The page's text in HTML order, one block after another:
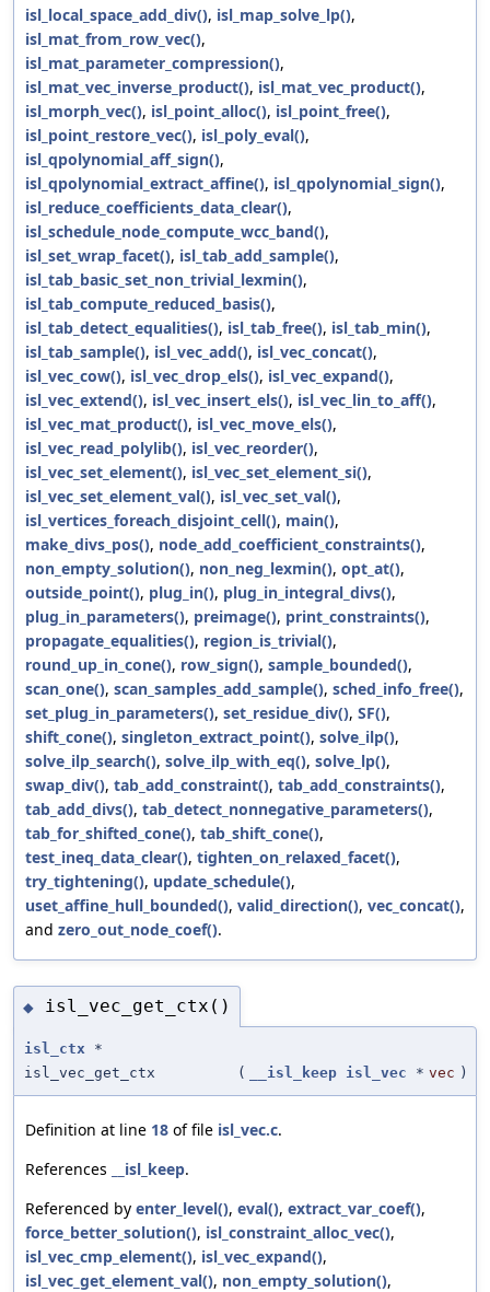
isl_local_space_add_div(), isl_map_solve_lp(),
isl_mat_from_row_vec(),
isl_mat_parameter_compression(),
isl_mat_vec_inverse_product(), isl_mat_vec_product(),
isl_morph_vec(), isl_point_alloc(), isl_point_free(),
isl_point_restore_vec(), isl_poly_eval(),
isl_qpolynomial_aff_sign(),
isl_qpolynomial_extract_affine(), isl_qpolynomial_sign(),
isl_reduce_coefficients_data_clear(),
isl_schedule_node_compute_wcc_band(),
isl_set_wrap_facet(), isl_tab_add_sample(),
isl_tab_basic_set_non_trivial_lexmin(),
isl_tab_compute_reduced_basis(),
isl_tab_detect_equalities(), isl_tab_free(), isl_tab_min(),
isl_tab_sample(), isl_vec_add(), isl_vec_concat(),
isl_vec_cow(), isl_vec_drop_els(), isl_vec_expand(),
isl_vec_extend(), isl_vec_insert_els(), isl_vec_lin_to_aff(),
isl_vec_mat_product(), isl_vec_move_els(),
isl_vec_read_polylib(), isl_vec_reorder(),
isl_vec_set_element(), isl_vec_set_element_si(),
isl_vec_set_element_val(), isl_vec_set_val(),
isl_vertices_foreach_disjoint_cell(), main(),
make_divs_pos(), node_add_coefficient_constraints(),
non_empty_solution(), non_neg_lexmin(), opt_at(),
outside_point(), plug_in(), plug_in_integral_divs(),
plug_in_parameters(), preimage(), print_constraints(),
propagate_equalities(), region_is_trivial(),
round_up_in_cone(), row_sign(), sample_bounded(),
scan_one(), scan_samples_add_sample(), sched_info_free(),
set_plug_in_parameters(), set_residue_div(), SF(),
shift_cone(), singleton_extract_point(), solve_ilp(),
solve_ilp_search(), solve_ilp_with_eq(), solve_lp(),
swap_div(), tab_add_constraint(), tab_add_constraints(),
tab_add_divs(), tab_detect_nonnegative_parameters(),
tab_for_shifted_cone(), tab_shift_cone(),
test_ineq_data_clear(), tighten_on_relaxed_facet(),
try_tightening(), update_schedule(),
uset_affine_hull_bounded(), valid_direction(), vec_concat(),
and zero_out_node_coef().
◆ isl_vec_get_ctx()
isl_ctx *
isl_vec_get_ctx
( __isl_keep isl_vec * vec )
Definition at line 18 of file isl_vec.c.
References
__isl_keep.
Referenced by enter_level(), eval(), extract_var_coef(),
force_better_solution(), isl_constraint_alloc_vec(),
isl_vec_cmp_element(), isl_vec_expand(),
isl_vec_get_element_val(), non_empty_solution(),